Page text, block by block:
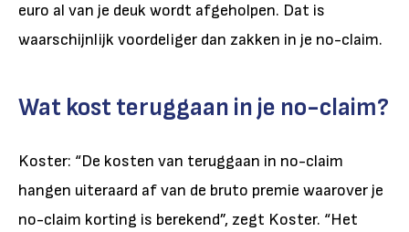
euro al van je deuk wordt afgeholpen. Dat is
waarschijnlijk voordeliger dan zakken in je no-claim.
Wat kost teruggaan in je no-claim?
Koster: “De kosten van teruggaan in no-claim
hangen uiteraard af van de bruto premie waarover je
no-claim korting is berekend”, zegt Koster. “Het